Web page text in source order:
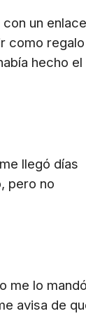
un enlace
como regalo
hecho el
llegó días
pero no
me lo
avisa de